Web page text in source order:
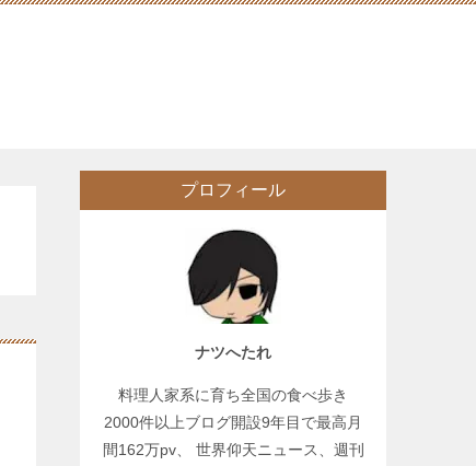
プロフィール
ナツへたれ
料理人家系に育ち全国の食べ歩き
2000件以上ブログ開設9年目で最高月
間162万pv、 世界仰天ニュース、週刊